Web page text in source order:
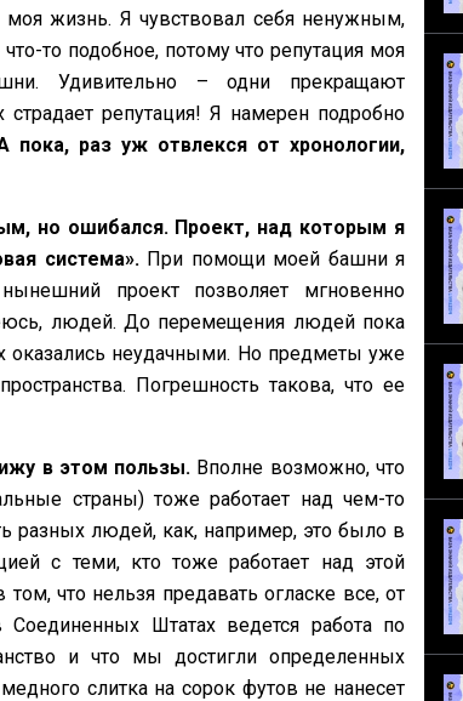
жизнь. Я чувствовал себя ненужным,
то подобное, потому что репутация моя
Удивительно – одни прекращают
репутация! Я намерен подробно
пока, раз уж отвлекся от хронологии,
но ошибался. Проект, над которым я
система». При помощи моей башни я
проект позволяет мгновенно
людей. До перемещения людей пока
оказались неудачными. Но предметы уже
Погрешность такова, что ее
в этом пользы. Вполне возможно, что
страны) тоже работает над чем-то
разных людей, как, например, это было в
с теми, кто тоже работает над этой
что нельзя предавать огласке все, от
Штатах ведется работа по
и что мы достигли определенных
слитка на сорок футов не нанесет